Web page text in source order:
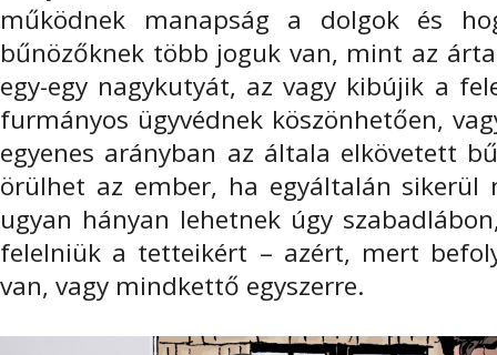
működnek manapság a dolgok és
bűnözőknek több joguk van, mint az
egy-egy nagykutyát, az vagy kibújik a
furmányos ügyvédnek köszönhetően,
egyenes arányban az általa elkövetett
örülhet az ember, ha egyáltalán sikerül
ugyan hányan lehetnek úgy
felelniük a tetteikért – azért, mert
van, vagy mindkettő egyszerre.